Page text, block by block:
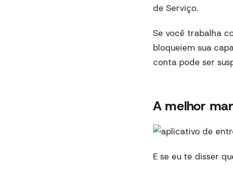
de Serviço.
Se você trabalha
bloqueiem sua
conta pode ser
A melhor
E se eu te disser